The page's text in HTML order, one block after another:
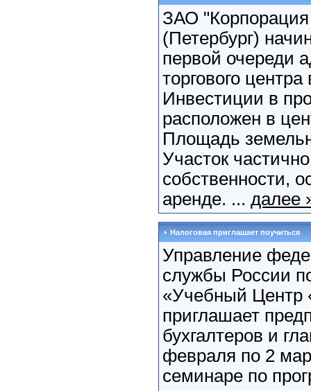
ЗАО
(Петербург)
первой очереди
торгового
Инвестиции в
расположен в
Площадь
Участок
собственности,
аренде. ... далее
Налоговая приглашает поучиться
Управление
службы России
«Учебный Центр
приглашает
бухгалтеров и
февраля по 2
семинаре по